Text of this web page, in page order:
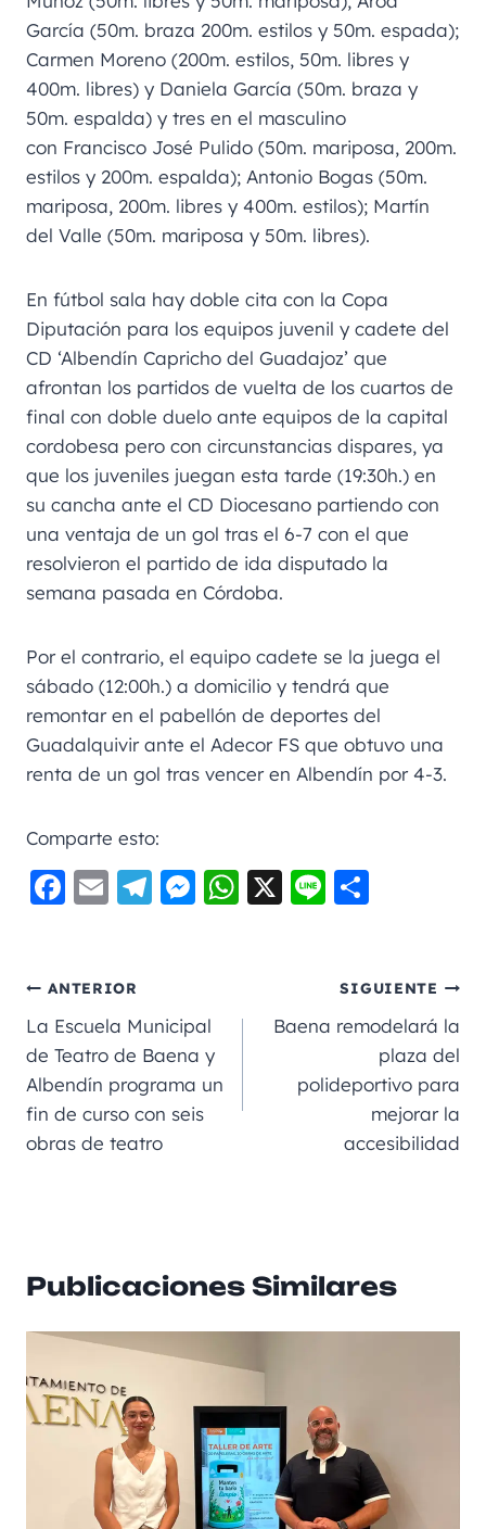
García (50m. braza 200m. estilos y 50m. espada);
Carmen Moreno (200m. estilos, 50m. libres y
400m. libres) y Daniela García (50m. braza y
50m. espalda) y tres en el masculino
con Francisco José Pulido (50m. mariposa, 200m.
estilos y 200m. espalda); Antonio Bogas (50m.
mariposa, 200m. libres y 400m. estilos); Martín
del Valle (50m. mariposa y 50m. libres).
En fútbol sala hay doble cita con la Copa
Diputación para los equipos juvenil y cadete del
CD ‘Albendín Capricho del Guadajoz’ que
afrontan los partidos de vuelta de los cuartos de
final con doble duelo ante equipos de la capital
cordobesa pero con circunstancias dispares, ya
que los juveniles juegan esta tarde (19:30h.) en
su cancha ante el CD Diocesano partiendo con
una ventaja de un gol tras el 6-7 con el que
resolvieron el partido de ida disputado la
semana pasada en Córdoba.
Por el contrario, el equipo cadete se la juega el
sábado (12:00h.) a domicilio y tendrá que
remontar en el pabellón de deportes del
Guadalquivir ante el Adecor FS que obtuvo una
renta de un gol tras vencer en Albendín por 4-3.
Comparte esto:
F
e
b
o
o
k
E
l
Te
m
M
n
g
er
W
A
X
Li
p
a
rt
ir
ANTERIOR
La Escuela Municipal
de Teatro de Baena y
Albendín programa un
fin de curso con seis
obras de teatro
SIGUIENTE
Baena remodelará la
plaza del
polideportivo para
mejorar la
accesibilidad
Publicaciones Similares